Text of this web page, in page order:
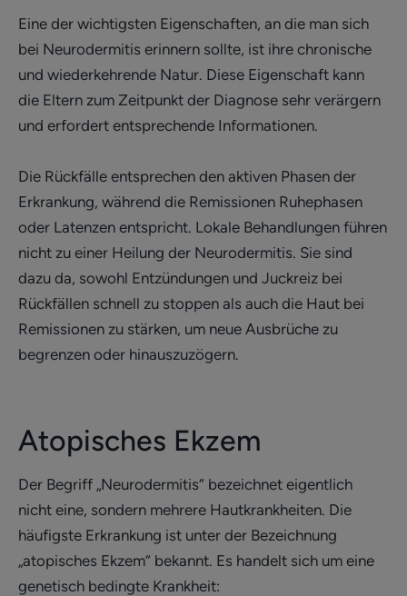
Eine der wichtigsten Eigenschaften, an die man sich
bei Neurodermitis erinnern sollte, ist ihre chronische
und wiederkehrende Natur. Diese Eigenschaft kann
die Eltern zum Zeitpunkt der Diagnose sehr verärgern
und erfordert entsprechende Informationen.
Die Rückfälle entsprechen den aktiven Phasen der
Erkrankung, während die Remissionen Ruhephasen
oder Latenzen entspricht. Lokale Behandlungen führen
nicht zu einer Heilung der Neurodermitis. Sie sind
dazu da, sowohl Entzündungen und Juckreiz bei
Rückfällen schnell zu stoppen als auch die Haut bei
Remissionen zu stärken, um neue Ausbrüche zu
begrenzen oder hinauszuzögern.
Atopisches Ekzem
Der Begriff „Neurodermitis“ bezeichnet eigentlich
nicht eine, sondern mehrere Hautkrankheiten. Die
häufigste Erkrankung ist unter der Bezeichnung
„atopisches Ekzem“ bekannt. Es handelt sich um eine
genetisch bedingte Krankheit: